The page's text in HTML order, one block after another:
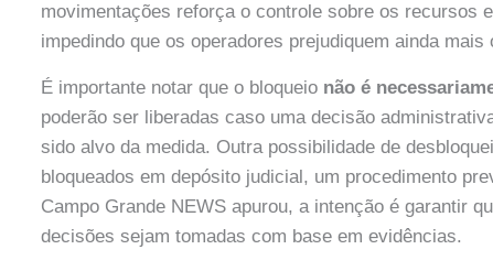
movimentações reforça o controle sobre os recursos
impedindo que os operadores prejudiquem ainda
É importante notar que o bloqueio não é
poderão ser liberadas caso uma decisão
sido alvo da medida. Outra possibilidade de
bloqueados em depósito judicial, um procedimento
Campo Grande NEWS apurou, a intenção é garantir
decisões sejam tomadas com base em evidências.